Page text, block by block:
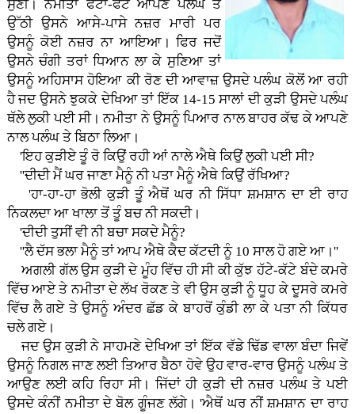
ਸੁਣੀ। ਨਮੀਤਾ ਫਟਾ-ਫਟ ਆਪਣੇ ਪਲੰਘ ਤੋਂ
ਉੱਠੀ ਉਸਨੇ ਆਸੇ-ਪਾਸੇ ਨਜ਼ਰ ਮਾਰੀ ਪਰ
ਉਸਨੂੰ ਕੋਈ ਨਜ਼ਰ ਨਾ ਆਇਆ। ਫਿਰ ਜਦੋਂ
ਉਸਨੇ ਚੰਗੀ ਤਰਾਂ ਧਿਆਨ ਲਾ ਕੇ ਸੁਣਿਆ ਤਾਂ
ਉਸਨੂੰ ਅਹਿਸਾਸ ਹੋਇਆ ਕੀ ਰੋਣ ਦੀ ਆਵਾਜ਼ ਉਸਦੇ ਪਲੰਘ ਕੋਲੋਂ ਆ ਰਹੀ
ਹੈ ਜਦ ਉਸਨੇ ਝੁਕਕੇ ਦੇਖਿਆ ਤਾਂ ਇੱਕ 14-15 ਸਾਲਾਂ ਦੀ ਕੁੜੀ ਉਸਦੇ ਪਲੰਘ
ਥੱਲੇ ਲੁਕੀ ਪਈ ਸੀ। ਨਮੀਤਾ ਨੇ ਉਸਨੂੰ ਪਿਆਰ ਨਾਲ ਬਾਹਰ ਕੱਢ ਕੇ ਆਪਣੇ
ਨਾਲ ਪਲੰਘ ਤੇ ਬਿਠਾ ਲਿਆ।
'ਇਹ ਕੁੜੀਏ ਤੂੰ ਰੋ ਕਿਉਂ ਰਹੀ ਆਂ ਨਾਲੇ ਐਥੇ ਕਿਉਂ ਲੁਕੀ ਪਈ ਸੀ?
''ਦੀਦੀ ਮੈਂ ਘਰ ਜਾਣਾ ਮੈਨੂੰ ਨੀ ਪਤਾ ਮੈਨੂੰ ਐਥੇ ਕਿਉਂ ਰੱਖਿਆ?
'ਹਾ-ਹਾ-ਹਾ ਭੋਲੀ ਕੁੜੀ ਤੂੰ ਐਥੋਂ ਘਰ ਨੀ ਸਿੱਧਾ ਸ਼ਮਸ਼ਾਨ ਦਾ ਈ ਰਾਹ
ਨਿਕਲਦਾ ਆ ਖਾਲਾ ਤੋਂ ਤੂੰ ਬਚ ਨੀ ਸਕਦੀ।
'ਦੀਦੀ ਤੁਸੀਂ ਵੀ ਨੀ ਬਚਾ ਸਕਦੇ ਮੈਨੂੰ?
''ਲੈ ਦੱਸ ਭਲਾ ਮੈਨੂੰ ਤਾਂ ਆਪ ਐਥੇ ਕੈਦ ਕੱਟਦੀ ਨੂੰ 10 ਸਾਲ ਹੋ ਗਏ ਆ।''
ਅਗਲੀ ਗੱਲ ਉਸ ਕੁੜੀ ਦੇ ਮੂੰਹ ਵਿੱਚ ਹੀ ਸੀ ਕੀ ਕੁੱਝ ਹੱਟੇ-ਕੱਟੇ ਬੰਦੇ ਕਮਰੇ
ਵਿੱਚ ਆਏ ਤੇ ਨਮੀਤਾ ਦੇ ਲੱਖ ਰੋਕਣ ਤੇ ਵੀ ਉਸ ਕੁੜੀ ਨੂੰ ਧੂਹ ਕੇ ਦੂਸਰੇ ਕਮਰੇ
ਵਿੱਚ ਲੈ ਗਏ ਤੇ ਉਸਨੂੰ ਅੰਦਰ ਛੱਡ ਕੇ ਬਾਹਰੋਂ ਕੁੰਡੀ ਲਾ ਕੇ ਪਤਾ ਨੀ ਕਿੱਧਰ
ਚਲੇ ਗਏ।
ਜਦ ਉਸ ਕੁੜੀ ਨੇ ਸਾਹਮਣੇ ਦੇਖਿਆ ਤਾਂ ਇੱਕ ਵੱਡੇ ਢਿੱਡ ਵਾਲਾ ਬੰਦਾ ਜਿਵੇਂ
ਉਸਨੂੰ ਨਿਗਲ ਜਾਣ ਲਈ ਤਿਆਰ ਬੈਠਾ ਹੋਵੇ ਉਹ ਵਾਰ-ਵਾਰ ਉਸਨੂੰ ਪਲੰਘ ਤੇ
ਆਉਣ ਲਈ ਕਹਿ ਰਿਹਾ ਸੀ। ਜਿੱਦਾਂ ਹੀ ਕੁੜੀ ਦੀ ਨਜ਼ਰ ਪਲੰਘ ਤੇ ਪਈ
ਉਸਦੇ ਕੰਨੀਂ ਨਮੀਤਾ ਦੇ ਬੋਲ ਗੂੰਜਣ ਲੱਗੇ। 'ਐਥੋਂ ਘਰ ਨੀਂ ਸ਼ਮਸ਼ਾਨ ਦਾ ਰਾਹ